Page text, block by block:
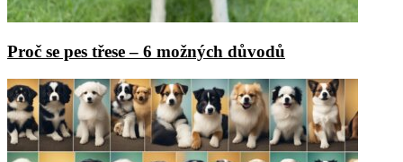
Proč se pes třese – 6 možných důvodů